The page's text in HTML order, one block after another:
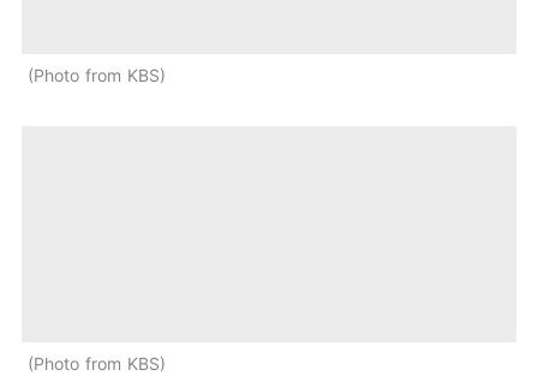
Photo from KBS
Photo from KBS